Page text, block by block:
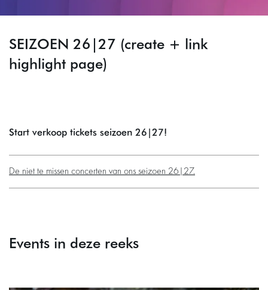
SEIZOEN 26|27 (create + link
highlight page)
Start verkoop tickets seizoen 26|27!
De niet te missen concerten van ons seizoen 26|27.​​​​​​
Events in deze reeks